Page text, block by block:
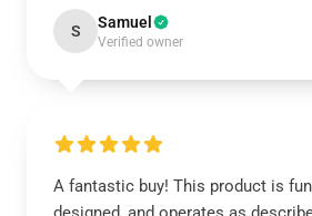
S Samuel
Verified owner
A fantastic buy! This product is